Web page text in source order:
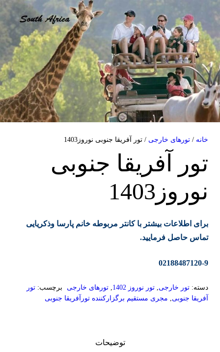
خانه / تورهای خارجی / تور آفریقا جنوبی نوروز1403
تور آفریقا جنوبی
نوروز1403
برای اطلاعات بیشتر با کانتر مربوطه خانم پارسا وذکریایی
تماس حاصل فرمایید.
02188487120-9
دسته: تور خارجی, تور نوروز 1402 , تورهای خارجی برچسب: تور
آفریقا جنوبی, مجری مستقیم برگزارکننده تورآفریقا جنوبی
توضیحات